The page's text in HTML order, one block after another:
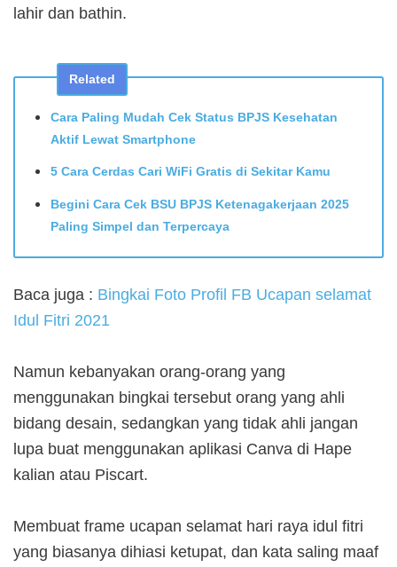
lahir dan bathin.
Related
Cara Paling Mudah Cek Status BPJS Kesehatan
Aktif Lewat Smartphone
5 Cara Cerdas Cari WiFi Gratis di Sekitar Kamu
Begini Cara Cek BSU BPJS Ketenagakerjaan 2025
Paling Simpel dan Terpercaya
Baca juga : Bingkai Foto Profil FB Ucapan selamat
Idul Fitri 2021
Namun kebanyakan orang-orang yang
menggunakan bingkai tersebut orang yang ahli
bidang desain, sedangkan yang tidak ahli jangan
lupa buat menggunakan aplikasi Canva di Hape
kalian atau Piscart.
Membuat frame ucapan selamat hari raya idul fitri
yang biasanya dihiasi ketupat, dan kata saling maaf